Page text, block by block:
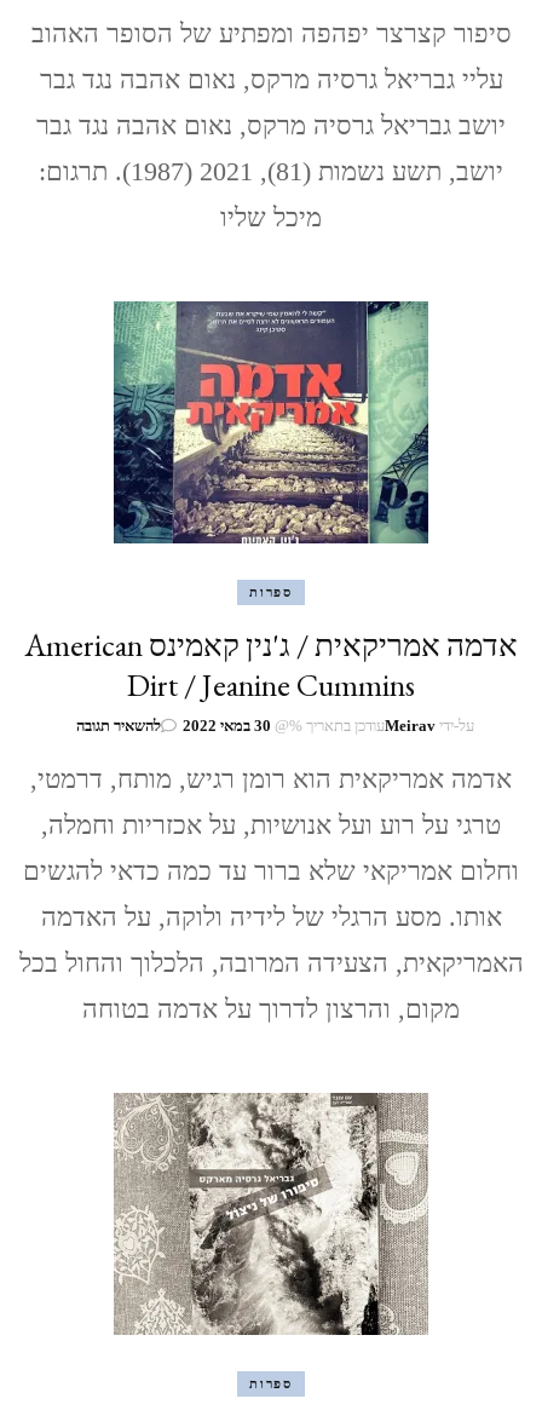
גרסיה
/
אהבה
גבר
סיפור קצרצר יפהפה ומפתיע של הסופר האהוב
עליי גבריאל גרסיה מרקס, נאום אהבה נגד גבר
יושב גבריאל גרסיה מרקס, נאום אהבה נגד גבר
יושב, תשע נשמות (81), 2021 (1987). תרגום:
מיכל שליו
ספרות
אדמה אמריקאית / ג'נין קאמינס American
Dirt / Jeanine Cummins
על-ידיMeiravעודכן בתאריך %@ 30 במאי 2022 להשאיר תגובהבנושא
אמריקאית
ג'נין
American
/
Cummins
אדמה אמריקאית הוא רומן רגיש, מותח, דרמטי,
טרגי על רוע ועל אנושיות, על אכזריות וחמלה,
וחלום אמריקאי שלא ברור עד כמה כדאי להגשים
אותו. מסע הרגלי של לידיה ולוקה, על האדמה
האמריקאית, הצעידה המרובה, הלכלוך והחול בכל
מקום, והרצון לדרוך על אדמה בטוחה
ספרות